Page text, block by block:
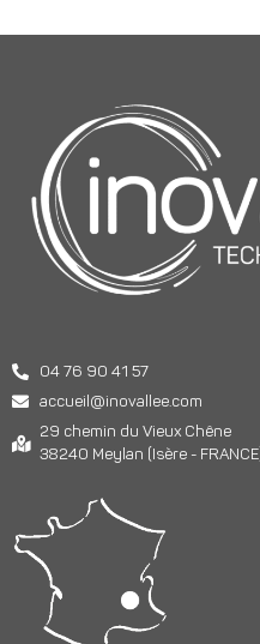
04 76 90 41 57
accueil@inovallee.com
29 chemin du Vieux Chêne
38240 Meylan (Isère - FRANCE)